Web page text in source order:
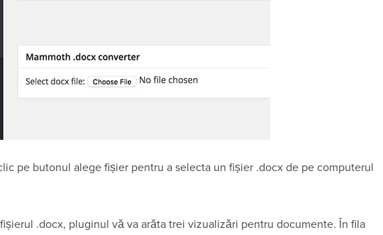
pe butonul alege fișier pentru a selecta un fișier .docx de pe computerul
.docx, pluginul vă va arăta trei vizualizări pentru documente. În fila